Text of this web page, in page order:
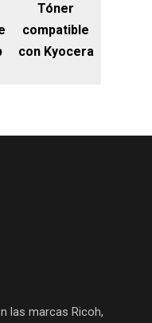
Tóner
compatible
con Kyocera
las marcas Ricoh,